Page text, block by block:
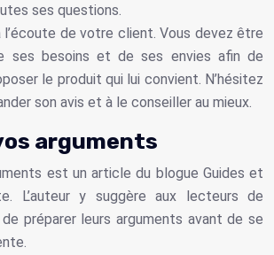
ses questions.
l’écoute de votre client. Vous devez être
ses besoins et de ses envies afin de
le produit qui lui convient. N’hésitez
son avis et à le conseiller au mieux.
arguments
est un article du blogue Guides et
L’auteur y suggère aux lecteurs de
préparer leurs arguments avant de se